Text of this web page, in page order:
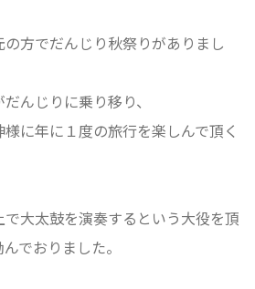
方でだんじり秋祭りがありまし
んじりに乗り移り、
に年に１度の旅行を楽しんで頂く
大太鼓を演奏するという大役を頂
でおりました。